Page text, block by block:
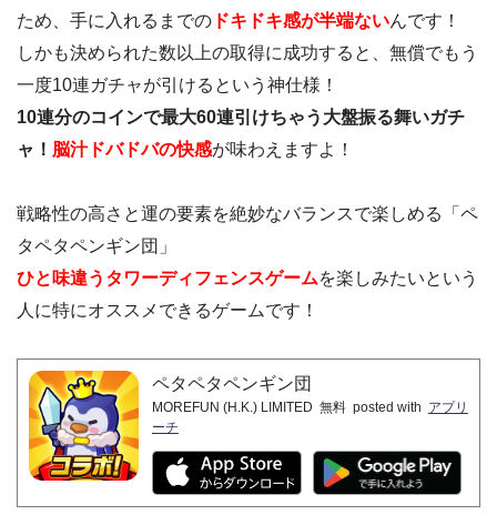
ため、手に入れるまでの ドキドキ感が半端ないんです！
しかも決められた数以上の取得に成功すると、無償でもう
一度10連ガチャが引けるという神仕様！
10連分のコインで最大60連引けちゃう大盤振る舞いガチ
ャ！ 脳汁ドバドバの快感が味わえますよ！
戦略性の高さと運の要素を絶妙なバランスで楽しめる「ペ
タペタペンギン団」
ひと味違うタワーディフェンスゲームを楽しみたいという
人に特にオススメできるゲームです！
ペタペタペンギン団
MOREFUN (H.K.) LIMITED 無料 posted with アプリ
ーチ